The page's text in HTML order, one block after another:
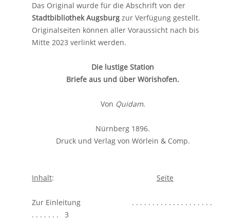
Das Original wurde für die Abschrift von der
Stadtbibliothek Augsburg zur Verfügung gestellt.
Originalseiten können aller Voraussicht nach bis
Mitte 2023 verlinkt werden.
Die lustige Station
Briefe aus und über Wörishofen.
Von Quidam.
Nürnberg 1896.
Druck und Verlag von Wörlein & Comp.
Inhalt: Seite
Zur Einleitung . . . . . . . . . . . . . . . . . . . .
. . . . . . . 3